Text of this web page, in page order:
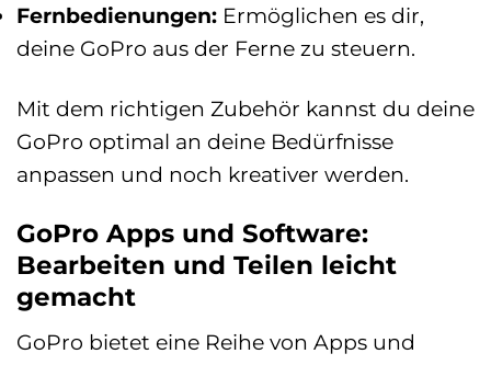
Fernbedienungen: Ermöglichen es dir,
deine GoPro aus der Ferne zu steuern.
Mit dem richtigen Zubehör kannst du deine
GoPro optimal an deine Bedürfnisse
anpassen und noch kreativer werden.
GoPro Apps und Software:
Bearbeiten und Teilen leicht
gemacht
GoPro bietet eine Reihe von Apps und